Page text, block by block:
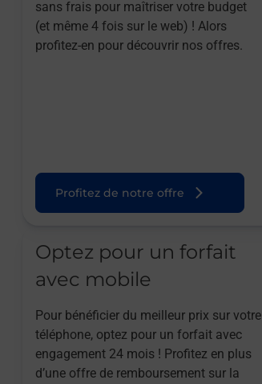
sans frais pour maîtriser votre budget
(et même 4 fois sur le web) ! Alors
profitez-en pour découvrir nos offres.
Profitez de notre offre
Optez pour un forfait
avec mobile
Pour bénéficier du meilleur prix sur votre
téléphone, optez pour un forfait avec
engagement 24 mois ! Profitez en plus
d’une offre de remboursement sur la